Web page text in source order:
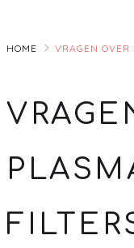
Main
HOME VRAGEN OVER